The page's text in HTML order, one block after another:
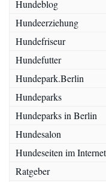
Hundeblog
Hundeerziehung
Hundefriseur
Hundefutter
Hundepark.Berlin
Hundeparks
Hundeparks in Berlin
Hundesalon
Hundeseiten im Internet
Ratgeber